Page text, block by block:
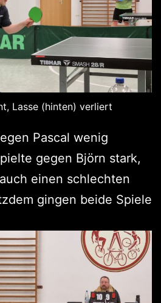
Lasse (hinten) verliert
Pascal wenig
gegen Björn stark,
einen schlechten
gingen beide Spiele